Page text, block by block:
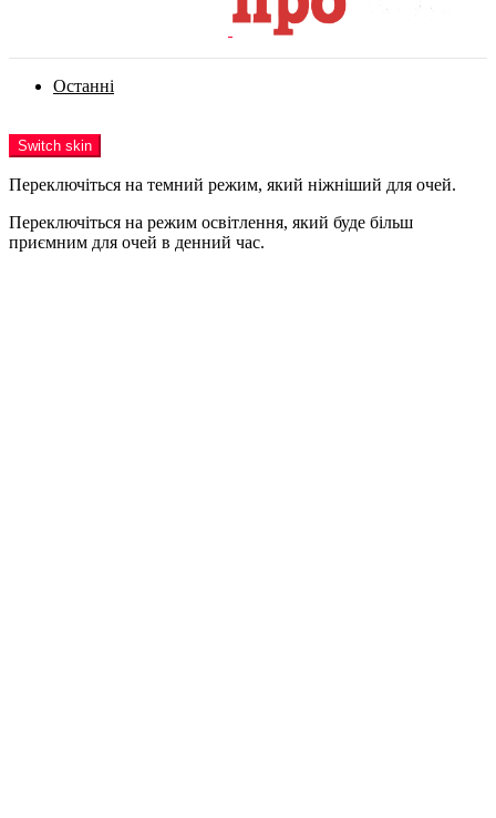
Останні
Switch skin
Переключіться на темний режим, який ніжніший для очей.
Переключіться на режим освітлення, який буде більш
приємним для очей в денний час.